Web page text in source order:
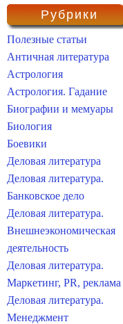
Рубрики
Полезные статьи
Античная литература
Астрология
Астрология. Гадание
Биографии и мемуары
Биология
Боевики
Деловая литература
Деловая литература.
Банковское дело
Деловая литература.
Внешнеэкономическая
деятельность
Деловая литература.
Маркетинг, PR, реклама
Деловая литература.
Менеджмент